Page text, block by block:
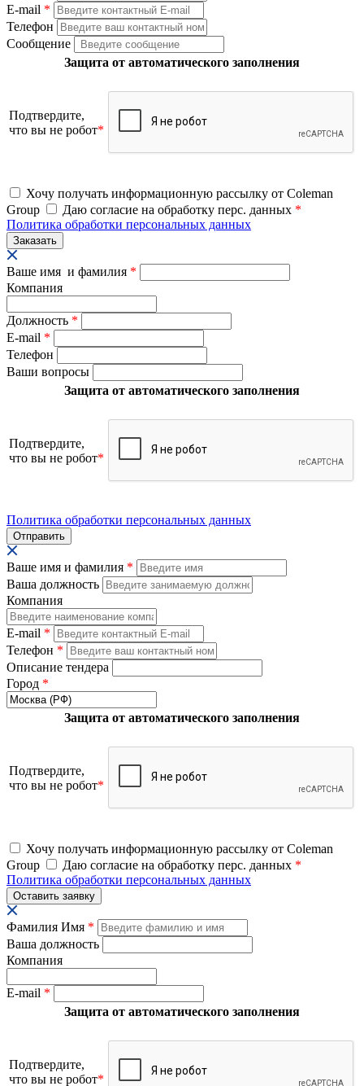
E-mail *
Телефон
Сообщение
Защита от автоматического заполнения
Подтвердите,
что вы не робот*
Хочу получать информационную рассылку от Coleman
Group
Даю согласие на обработку перс. данных *
Политика обработки персональных данных
Ваше имя и фамилия *
Компания
Должность *
E-mail *
Телефон
Ваши вопросы
Защита от автоматического заполнения
Подтвердите,
что вы не робот*
Политика обработки персональных данных
Ваше имя и фамилия *
Ваша должность
Компания
E-mail *
Телефон *
Описание тендера
Город *
Защита от автоматического заполнения
Подтвердите,
что вы не робот*
Хочу получать информационную рассылку от Coleman
Group
Даю согласие на обработку перс. данных *
Политика обработки персональных данных
Фамилия Имя *
Ваша должность
Компания
E-mail *
Защита от автоматического заполнения
Подтвердите,
что вы не робот*